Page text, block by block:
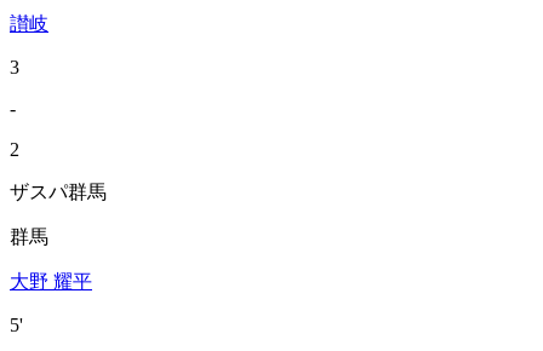
讃岐
3
-
2
ザスパ群馬
群馬
大野 耀平
5'